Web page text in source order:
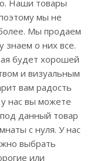
Наши товары
мы не
Мы продаем
знаем о них все.
будет хорошей
и визуальным
вам радость
нас вы можете
данный товар
с нуля. У нас
выбрать
или